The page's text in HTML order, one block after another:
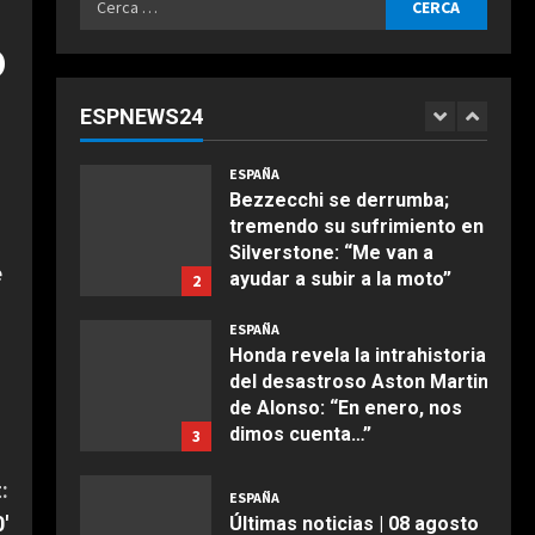
ESPNEWS24
1
NBA se mofan de la WNBA al
elegibles en el draft
Agosto 8, 2026
2
ESPAÑA
Bezzecchi se derrumba;
tremendo su sufrimiento en
Silverstone: “Me van a
ayudar a subir a la moto”
3
ESPAÑA
Honda revela la intrahistoria
del desastroso Aston Martin
de Alonso: “En enero, nos
dimos cuenta…”
ESPAÑA
Últimas noticias | 08 agosto
COCINA
Ensalada de espinacas
deliciosa
Maggio 28, 2026
Boquerones fritos en
freidora de aire
Aprile 24, 2026
Buñuelos de alcachofas
Aprile 5, 2026